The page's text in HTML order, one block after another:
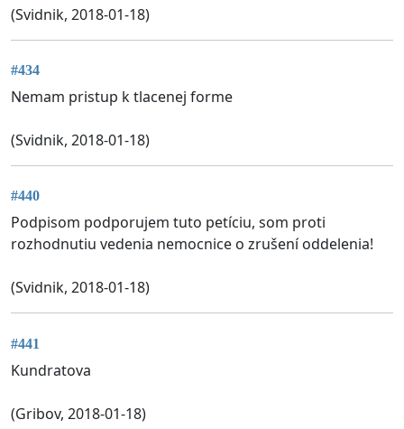
(Svidnik, 2018-01-18)
#434
Nemam pristup k tlacenej forme
(Svidnik, 2018-01-18)
#440
Podpisom podporujem tuto petíciu, som proti
rozhodnutiu vedenia nemocnice o zrušení oddelenia!
(Svidnik, 2018-01-18)
#441
Kundratova
(Gribov, 2018-01-18)